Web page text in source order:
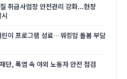
취급사업장 안전관리 강화...현장
이 프로그램 성료…워킹맘 돌봄 부담
단, 폭염 속 야외 노동자 안전 점검